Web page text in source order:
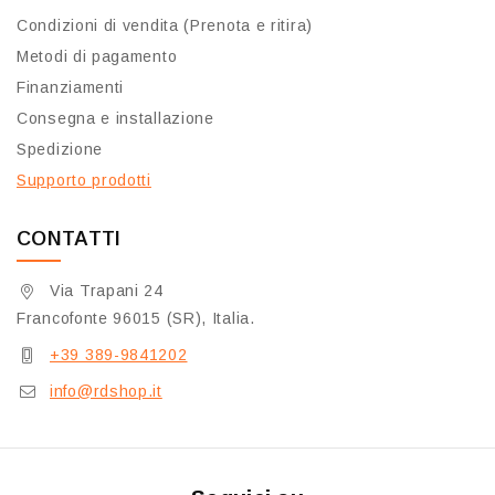
Condizioni di vendita (Prenota e ritira)
Metodi di pagamento
Finanziamenti
Consegna e installazione
Spedizione
Supporto prodotti
CONTATTI
Via Trapani 24
Francofonte 96015 (SR), Italia.
+39 389-9841202
info@rdshop.it